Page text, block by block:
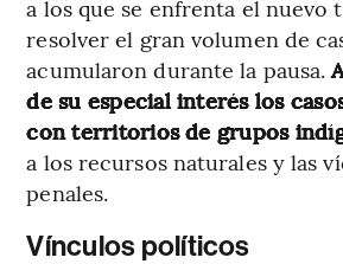
a los que se enfrenta el nuevo
resolver el gran volumen de
acumularon durante la pausa.
de su especial interés los
con territorios de grupos
a los recursos naturales y las
penales.
Vínculos políticos